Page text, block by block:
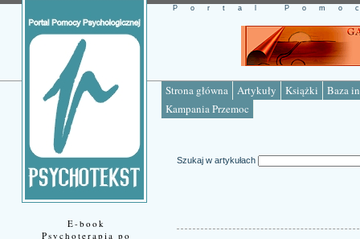
Strona główna Artykuły Książki
Baza
Kampania Przemoc
Portal
E-book
Psychoterapia po
Szukaj w artykułach